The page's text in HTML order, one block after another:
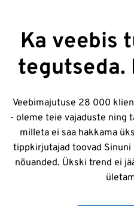
Ka veebis
tegutseda.
Veebimajutuse 28 000
- oleme teie vajaduste ning
milleta ei saa hakkama
tippkirjutajad toovad
nõuanded. Ükski trend ei